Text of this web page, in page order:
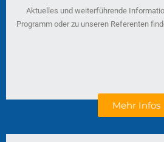
Aktuelles und weiterführende
Programm oder zu unseren Referenten
Mehr Infos